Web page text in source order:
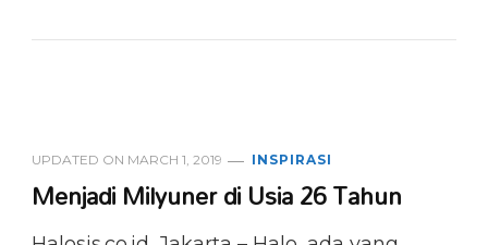
UPDATED ON MARCH 1, 2019 INSPIRASI
Menjadi Milyuner di Usia 26 Tahun